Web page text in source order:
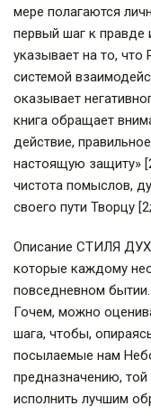
мере полагаются
первый шаг к правде
указывает на то,
системой
оказывает
книга обращает
действие,
настоящую защиту»
чистота помыслов,
своего пути Творцу
Описание СТИЛЯ
которые каждому
повседневном
Гочем, можно
шага, чтобы,
посылаемые нам
предназначению,
исполнить лучшим